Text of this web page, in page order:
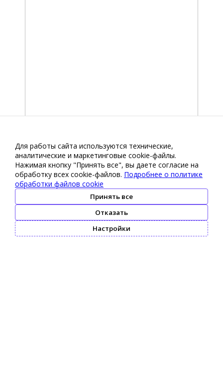
Для работы сайта используются технические,
аналитические и маркетинговые сооkіе-файлы.
Нажимая кнопку "Принять все", вы даете согласие на
обработку всех cookie-файлов. Подробнее о политике
обработки файлов cookie
Принять все
Отказать
Настройки